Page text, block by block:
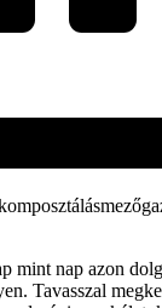
mint nap azon
Tavasszal